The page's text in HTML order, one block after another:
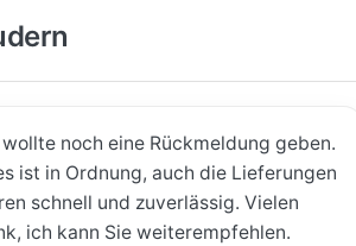
wollte noch eine Rückmeldung geben.
ist in Ordnung, auch die Lieferungen
schnell und zuverlässig. Vielen
ich kann Sie weiterempfehlen.